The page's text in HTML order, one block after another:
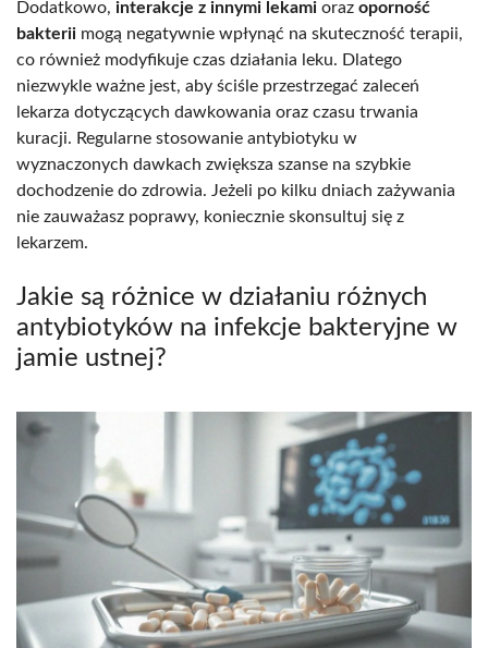
Dodatkowo, interakcje z innymi lekami oraz oporność
bakterii mogą negatywnie wpłynąć na skuteczność terapii,
co również modyfikuje czas działania leku. Dlatego
niezwykle ważne jest, aby ściśle przestrzegać zaleceń
lekarza dotyczących dawkowania oraz czasu trwania
kuracji. Regularne stosowanie antybiotyku w
wyznaczonych dawkach zwiększa szanse na szybkie
dochodzenie do zdrowia. Jeżeli po kilku dniach zażywania
nie zauważasz poprawy, koniecznie skonsultuj się z
lekarzem.
Jakie są różnice w działaniu różnych
antybiotyków na infekcje bakteryjne w
jamie ustnej?